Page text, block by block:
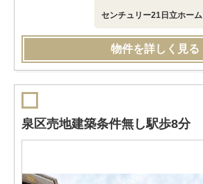
センチュリー21日立ホーム
物件を詳しく見る
泉区売地建築条件無し駅歩8分